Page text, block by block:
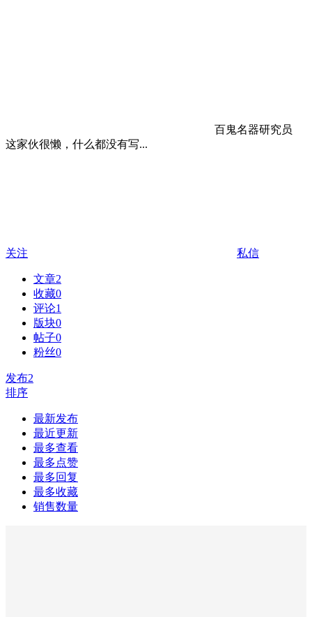
百鬼名器研究员
这家伙很懒，什么都没有写...
关注 私信
文章2
收藏0
评论1
版块0
帖子0
粉丝0
发布2
排序
最新发布
最近更新
最多查看
最多点赞
最多回复
最多收藏
销售数量